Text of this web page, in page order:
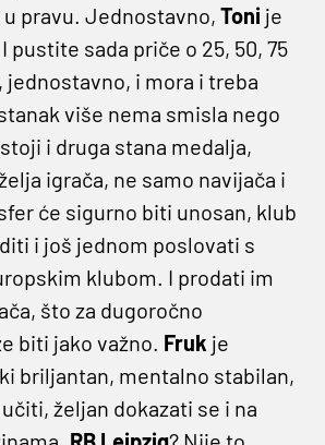
u pravu. Jednostavno, Toni je
pustite sada priče o 25, 50, 75
jednostavno, i mora i treba
više nema smisla nego
i druga stana medalja,
igrača, ne samo navijača i
će sigurno biti unosan, klub
i još jednom poslovati s
klubom. I prodati im
što za dugoročno
biti jako važno. Fruk je
briljantan, mentalno stabilan,
željan dokazati se i na